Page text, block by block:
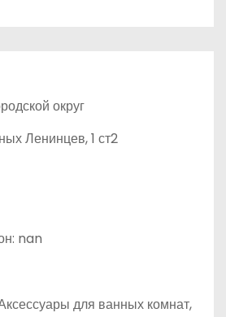
округ
Ленинцев, 1 ст2
nan
для ванных комнат,